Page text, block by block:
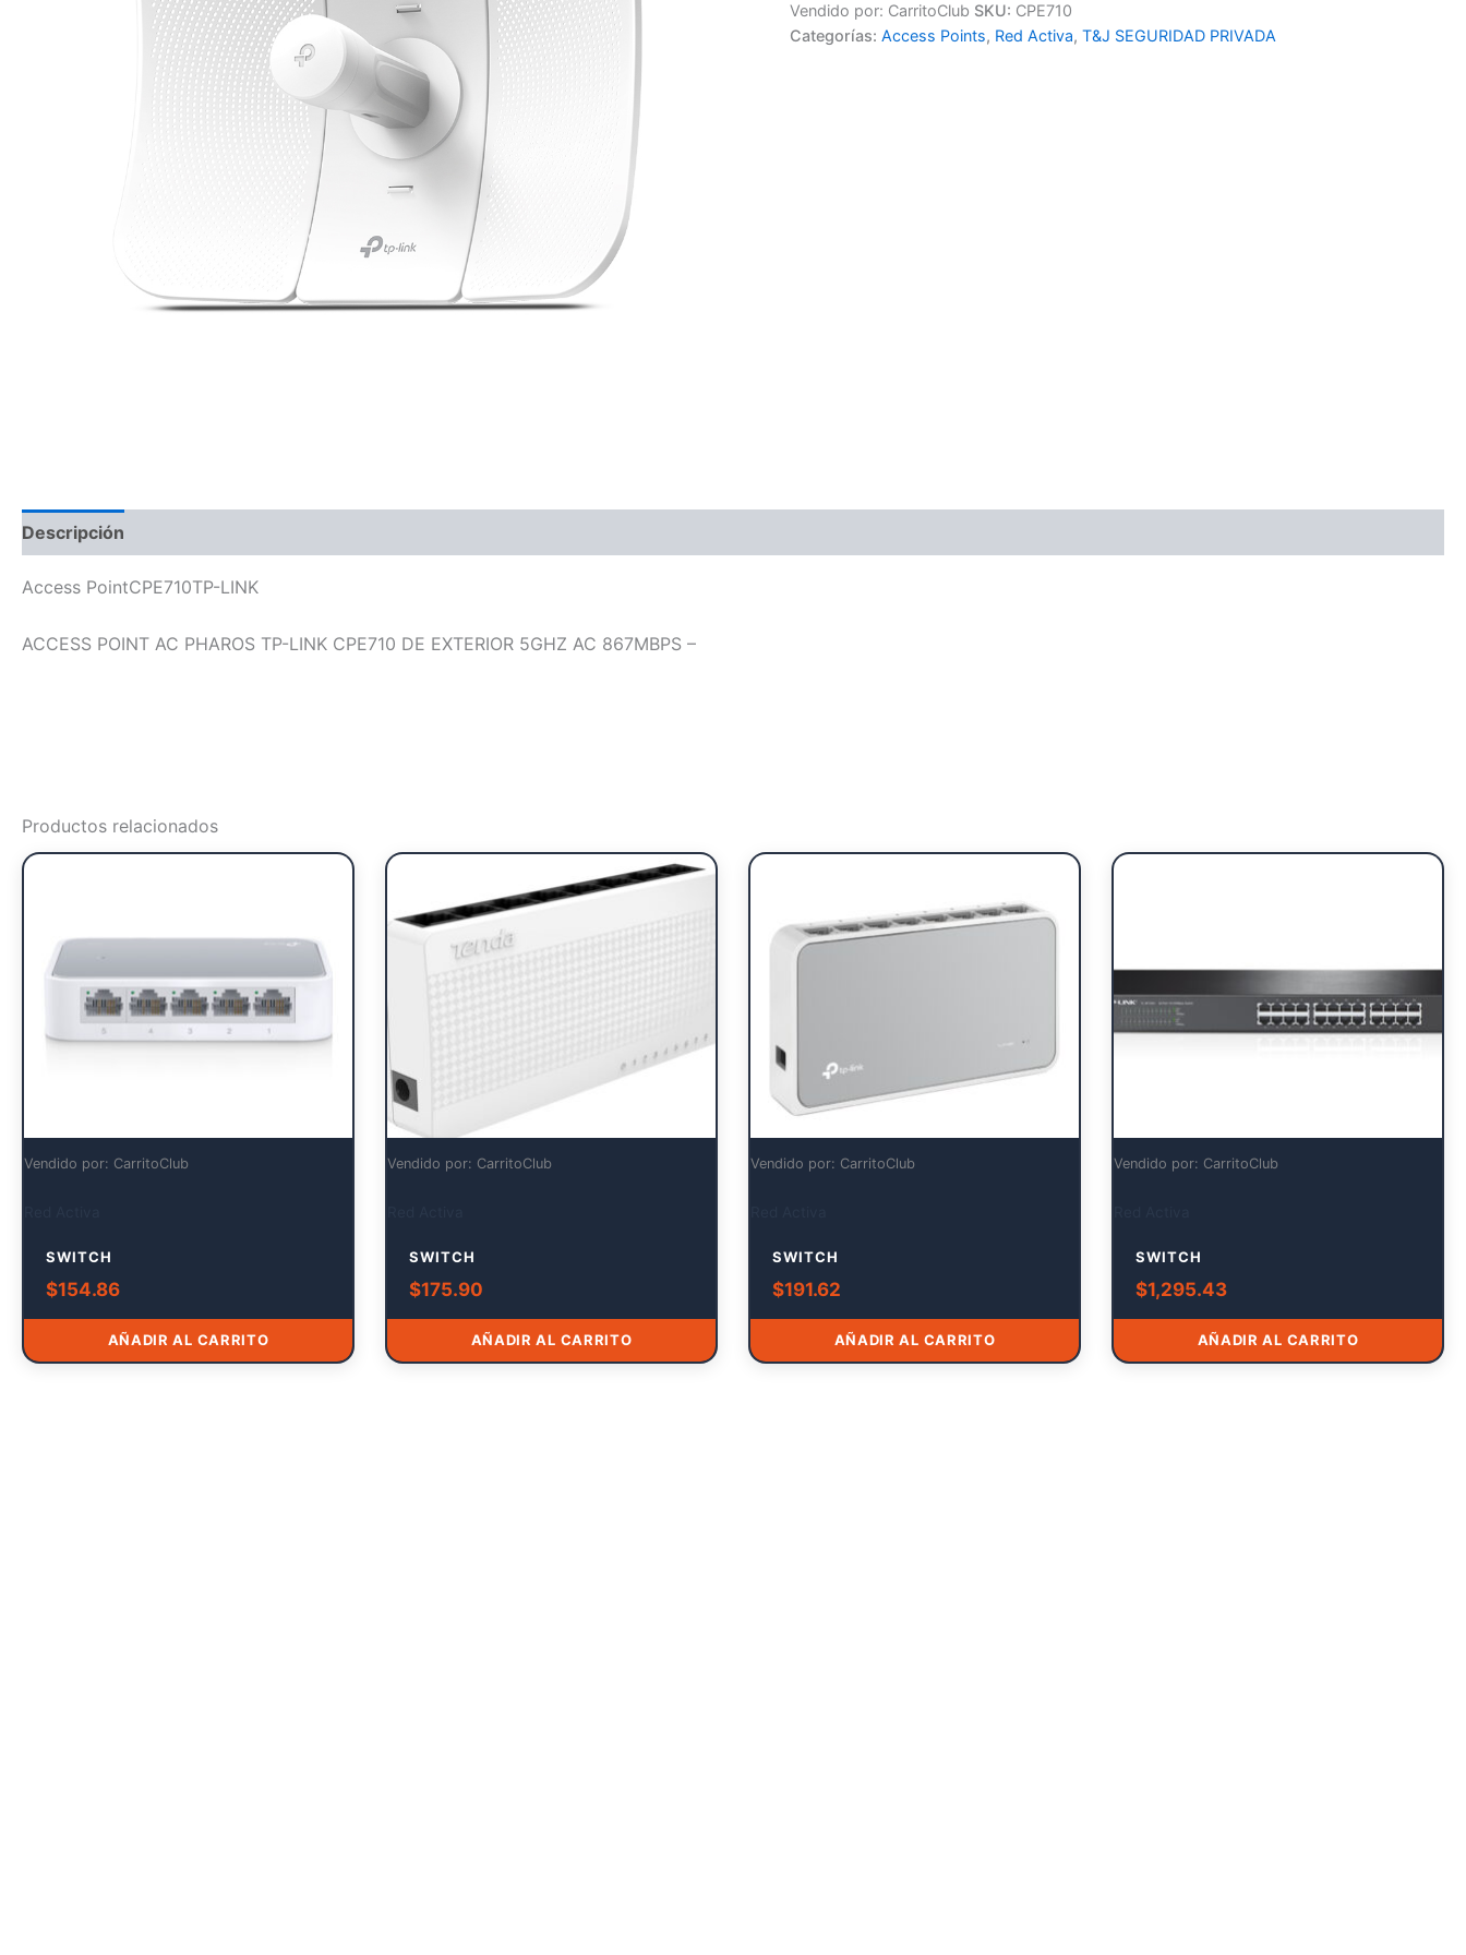
Vendido por: CarritoClub SKU: CPE710
Categorías:Access Points, Red Activa,T&J SEGURIDAD PRIVADA
Descripción
Access PointCPE710TP-LINK
ACCESS POINT AC PHAROS TP-LINK CPE710 DE EXTERIOR 5GHZ AC 867MBPS –
Productos relacionados
Vendido por: CarritoClub
SWITCH
$154.86
AÑADIR AL CARRITO
Vendido por: CarritoClub
SWITCH
$175.90
AÑADIR AL CARRITO
Vendido por: CarritoClub
SWITCH
$191.62
AÑADIR AL CARRITO
Vendido por: CarritoClub
SWITCH
$1,295.43
AÑADIR AL CARRITO